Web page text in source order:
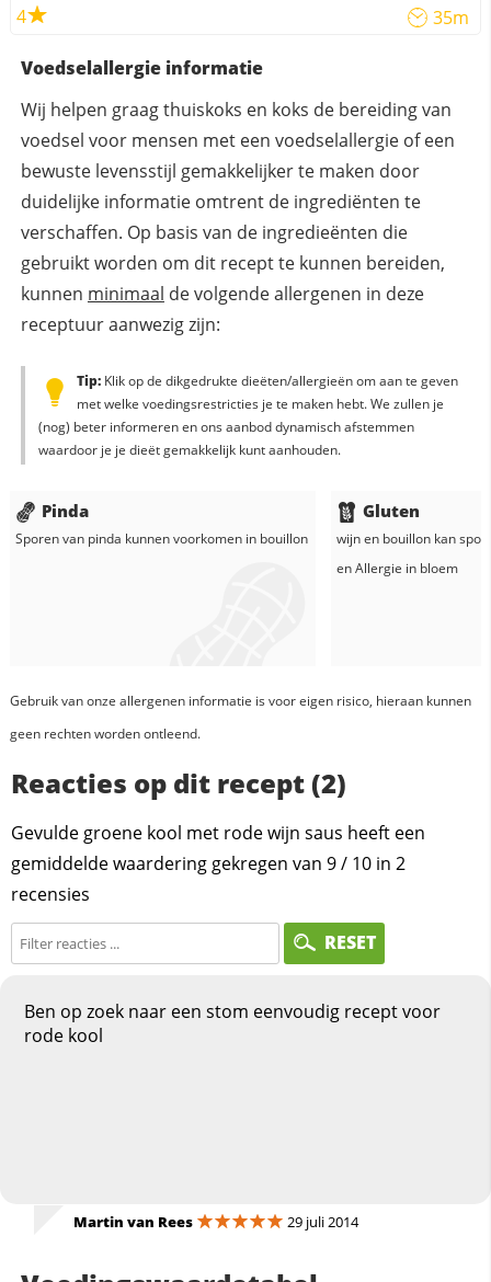
4 35m
Voedselallergie informatie
Wij helpen graag thuiskoks en koks de bereiding van
voedsel voor mensen met een voedselallergie of een
bewuste levensstijl gemakkelijker te maken door
duidelijke informatie omtrent de ingrediënten te
verschaffen. Op basis van de ingredieënten die
gebruikt worden om dit recept te kunnen bereiden,
kunnen minimaal de volgende allergenen in deze
receptuur aanwezig zijn:
Tip:Klik op de dikgedrukte dieëten/allergieën om aan te geven
met welke voedingsrestricties je te maken hebt. We zullen je
(nog) beter informeren en ons aanbod dynamisch afstemmen
waardoor je je dieët gemakkelijk kunt aanhouden.
Pinda
Sporen van pinda kunnen voorkomen in bouillon
Gluten
wijnen bouillonkan
enAllergie in bloem
Gebruik van onze allergenen informatie is voor eigen risico, hieraan kunnen
geen rechten worden ontleend.
Reacties op dit recept (2)
Gevulde groene kool met rode wijn saus heeft een
gemiddelde waardering gekregen van 9/ 10 in 2
recensies
RESET
Ben op zoek naar een stom eenvoudig recept voor
rode kool
Martin van Rees 29 juli 2014